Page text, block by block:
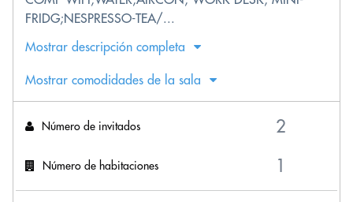
FRIDG;NESPRESSO-TEA/...
Mostrar descripción completa
Mostrar comodidades de la sala
Número de invitados
Número de habitaciones